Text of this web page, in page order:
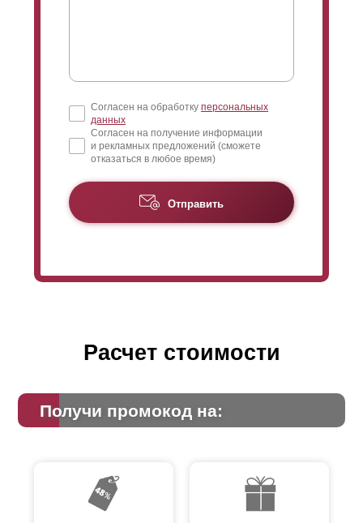
Согласен на обработку персональных
данных
Согласен на получение информации
и рекламных предложений (сможете
отказаться в любое время)
Отправить
Расчет стоимости
Получи промокод на: